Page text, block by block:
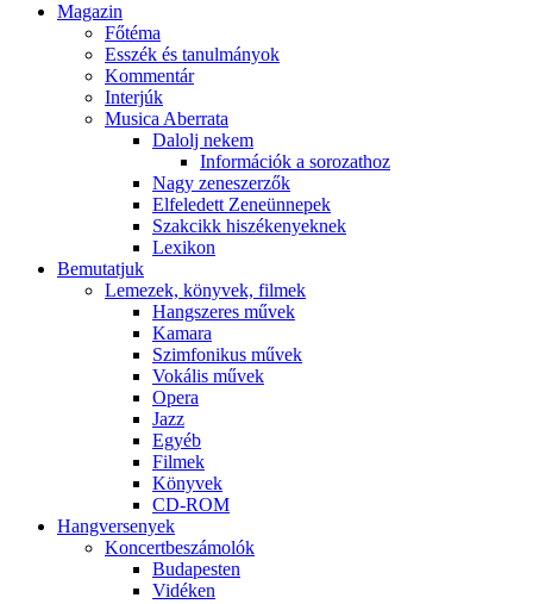
Magazin
Főtéma
Esszék és tanulmányok
Kommentár
Interjúk
Musica Aberrata
Dalolj nekem
Információk a sorozathoz
Nagy zeneszerzők
Elfeledett Zeneünnepek
Szakcikk hiszékenyeknek
Lexikon
Bemutatjuk
Lemezek, könyvek, filmek
Hangszeres művek
Kamara
Szimfonikus művek
Vokális művek
Opera
Jazz
Egyéb
Filmek
Könyvek
CD-ROM
Hangversenyek
Koncertbeszámolók
Budapesten
Vidéken